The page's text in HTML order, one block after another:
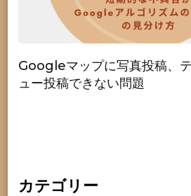
Googleマップに写真投稿、
ュー投稿できない問題
カテゴリー